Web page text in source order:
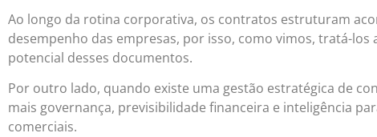
Ao longo da rotina corporativa, os contratos estruturam
desempenho das empresas, por isso, como vimos, tratá-
potencial desses documentos.
Por outro lado, quando existe uma gestão estratégica de
mais governança, previsibilidade financeira e inteligência
comerciais.